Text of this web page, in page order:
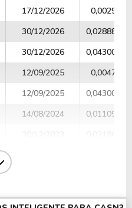
PAGAMENTO VALOR
17/12/2026
0,002952
30/12/2026
0,02888800
30/12/2026
0,04300000
12/09/2025
0,004760
12/09/2025
0,04300000
14/08/2024
0,01109200
26/06/2017
0,01140000